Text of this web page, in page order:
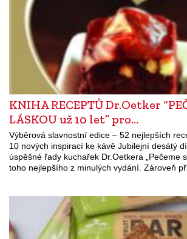
KNIHA RECEPTŮ Dr.Oetker
LÁSKOU už 10 let” pro…
Výběrová slavnostní edice – 52 nejlepších
10 nových inspirací ke kávě Jubilejní desátý
úspěšné řady kuchařek Dr.Oetkera „Pečeme
toho nejlepšího z minulých vydání. Zároveň